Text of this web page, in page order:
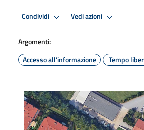
Condividi Vedi azioni
Argomenti:
Accesso all'informazione
Tempo